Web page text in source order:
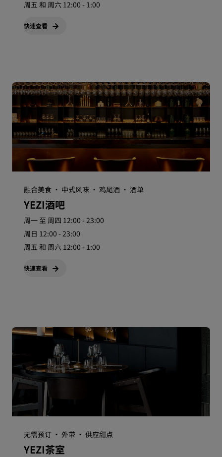
周五 和 周六 12:00 - 1:00
快速查看
融合美食 · 中式风味 · 鸡尾酒 · 酒单
YEZI酒吧
周一 至 周四 12:00 - 23:00
周日 12:00 - 23:00
周五 和 周六 12:00 - 1:00
快速查看
无需预订 · 外带 · 供应甜点
YEZI茶室